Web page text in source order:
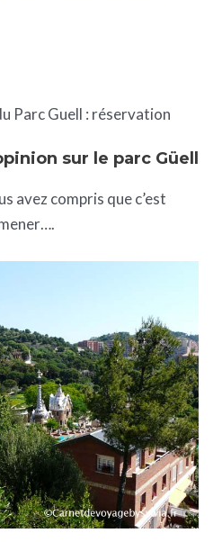
Parc Guell : réservation
sur le parc Güell
avez compris que c’est